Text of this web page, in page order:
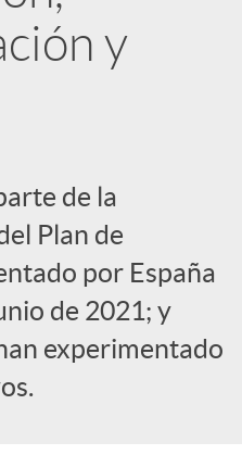
y
de la
Plan de
por España
de 2021; y
experimentado